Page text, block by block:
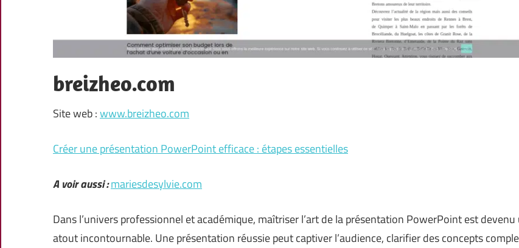
breizheo.com
Site web :www.breizheo.com
Créer une présentation PowerPoint efficace : étapes essentielles
A voir aussi :mariesdesylvie.com
Dans l’univers professionnel et académique, maîtriser l’art de la présentation PowerPoint est devenu
atout incontournable. Une présentation réussie peut captiver l’audience, clarifier des concepts